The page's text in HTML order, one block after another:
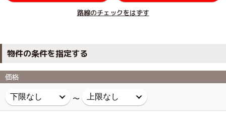
路線のチェックをはずす
物件の条件を指定する
価格
～